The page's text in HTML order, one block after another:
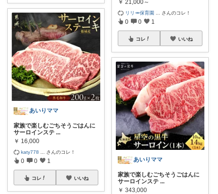
あいりママ
家族で楽しむごちそうごはんに
サーロインステ ...
￥ 16,000
katy778 さんのコレ！
0 0 1
コレ いいね
￥ 21,000～
リリ🥕保育園 さんのコレ！
0 0 1
コレ いいね
あいりママ
家族で楽しむごちそうごはんに
サーロインステ ...
￥ 343,000